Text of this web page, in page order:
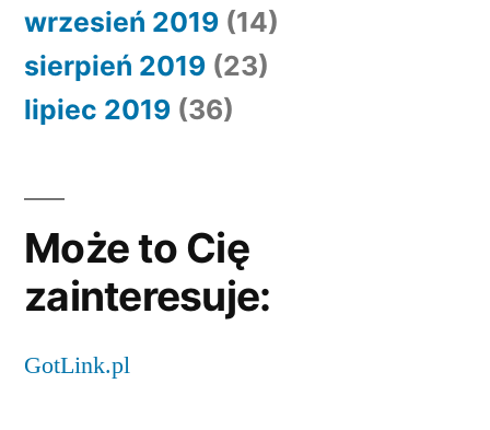
wrzesień 2019 (14)
sierpień 2019 (23)
lipiec 2019 (36)
Może to Cię
zainteresuje:
GotLink.pl